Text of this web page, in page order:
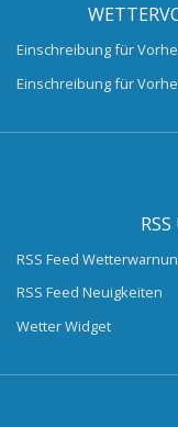
Einschreibung für
Einschreibung für
RSS Feed
RSS Feed Neuigkeiten
Wetter Widget